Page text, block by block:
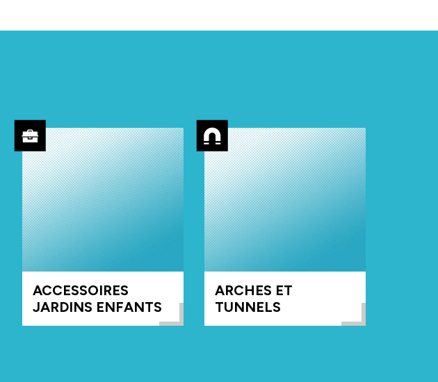
ACCESSOIRES
JARDINS ENFANTS
ARCHES ET
TUNNELS